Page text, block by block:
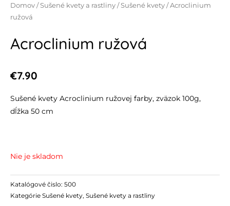
Domov /Sušené kvety a rastliny /Sušené kvety / Acroclinium
ružová
Acroclinium ružová
€7.90
Sušené kvety Acroclinium ružovej farby, zväzok 100g,
dĺžka 50 cm
Nie je skladom
Katalógové čislo: 500
Kategórie Sušené kvety, Sušené kvety a rastliny